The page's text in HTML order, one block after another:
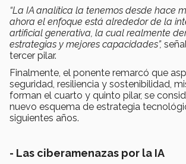
“La IA analítica la tenemos desde hace
ahora el enfoque está alrededor de la
artificial generativa, la cual realmente
estrategias y mejores capacidades”,
tercer pilar.
Finalmente, el ponente remarcó que
seguridad, resiliencia y sostenibilidad,
forman el cuarto y quinto pilar, se
nuevo esquema de estrategia
siguientes años.
- Las ciberamenazas por la IA